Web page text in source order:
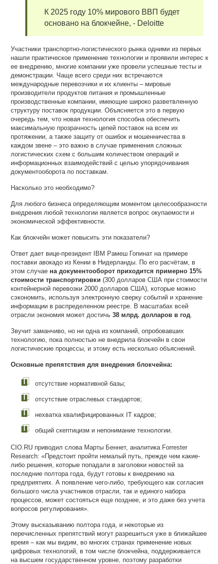
К 2025 году 10% мирового ВВП будет
основано на блокчейне, - Deloitte
Участники транспортно-логистического рынка одними из первых
нашли практическое применение технологии и проявили интерес к
ее внедрению, многие компании уже провели успешные тесты и
демонстрации. Чаще всего среди них встречаются
международные перевозчики и их клиенты – мировые
производители продуктов питания и промышленные
производственные компании, имеющие широко разветвленную
структуру поставок продукции. Объясняется это в первую
очередь тем, что новая технология способна обеспечить
максимальную прозрачность цепей поставок на всем их
протяжении, а также защиту от ошибок и мошенничества в
каждом звене – это важно в случае применения сложных
логистических схем с большим количеством операций и
информационных взаимодействий с целью упорядочивания
документооборота по поставкам.
Насколько это необходимо?
Для любого бизнеса определяющим моментом целесообразности
внедрения любой технологии является вопрос окупаемости и
экономической эффективности.
Как блокчейн может повысить эти показатели?
Ответ дает вице-президент IBM Рамеш Гопинат на примере
поставки авокадо из Кении в Нидерланды. По его расчётам, в
этом случае на документооборот приходится примерно 15%
стоимости транспортировки (300 долларов США при стоимости
контейнерной перевозки 2000 долларов США), которые можно
сэкономить, используя электронную сверку событий и хранение
информации в распределенном реестре. В масштабах всей
отрасли экономия может достичь 38 млрд. долларов в год
Звучит заманчиво, но ни одна из компаний, опробовавших
технологию, пока полностью не внедрила блокчейн в свои
логистические процессы, и этому есть несколько объяснений.
Основные препятствия для внедрения блокчейна:
отсутствие нормативной базы;
отсутствие отраслевых стандартов;
нехватка квалифицированных IT кадров;
общий скептицизм и непонимание технологии.
CIO.RU приводил слова Марты Беннет, аналитика Forrester
Research: «Предстоит пройти немалый путь, прежде чем какие-
либо решения, которые попадали в заголовки новостей за
последние полтора года, будут готовы к внедрению на
предприятиях. А появление чего-либо, требующего как согласия
большого числа участников отрасли, так и единого набора
процессов, может состояться еще позднее, и это даже без учета
вопросов регулирования».
Этому высказыванию полтора года, и некоторые из
перечисленных препятствий могут разрешиться уже в ближайшее
время – как мы видим, во многих странах применение новых
цифровых технологий, в том числе блокчейна, поддерживается
на высшем государственном уровне, поэтому разработки